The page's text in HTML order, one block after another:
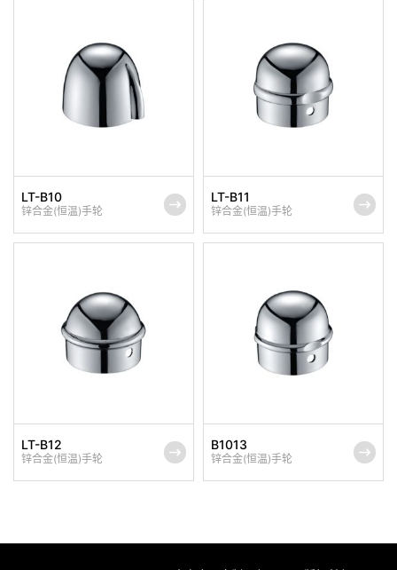
LT-B10
锌合金(恒温)手轮
LT-B11
锌合金(恒温)手轮
LT-B12
锌合金(恒温)手轮
B1013
锌合金(恒温)手轮